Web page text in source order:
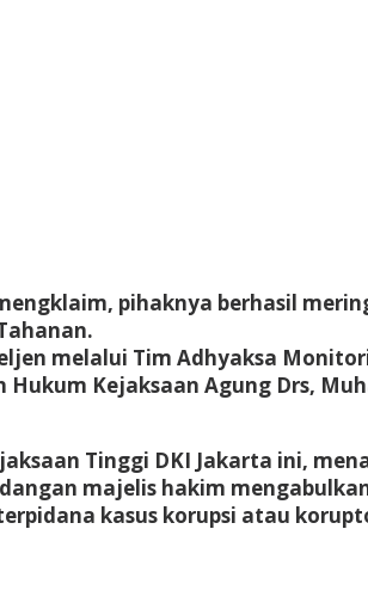
pihaknya berhasil
melalui Tim Adhyaksa
Hukum Kejaksaan Agung Drs,
Tinggi DKI Jakarta ini,
majelis hakim
kasus korupsi atau